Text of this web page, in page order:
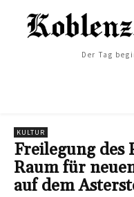
Der Tag
KULTUR
Freilegung des
Raum für
auf dem